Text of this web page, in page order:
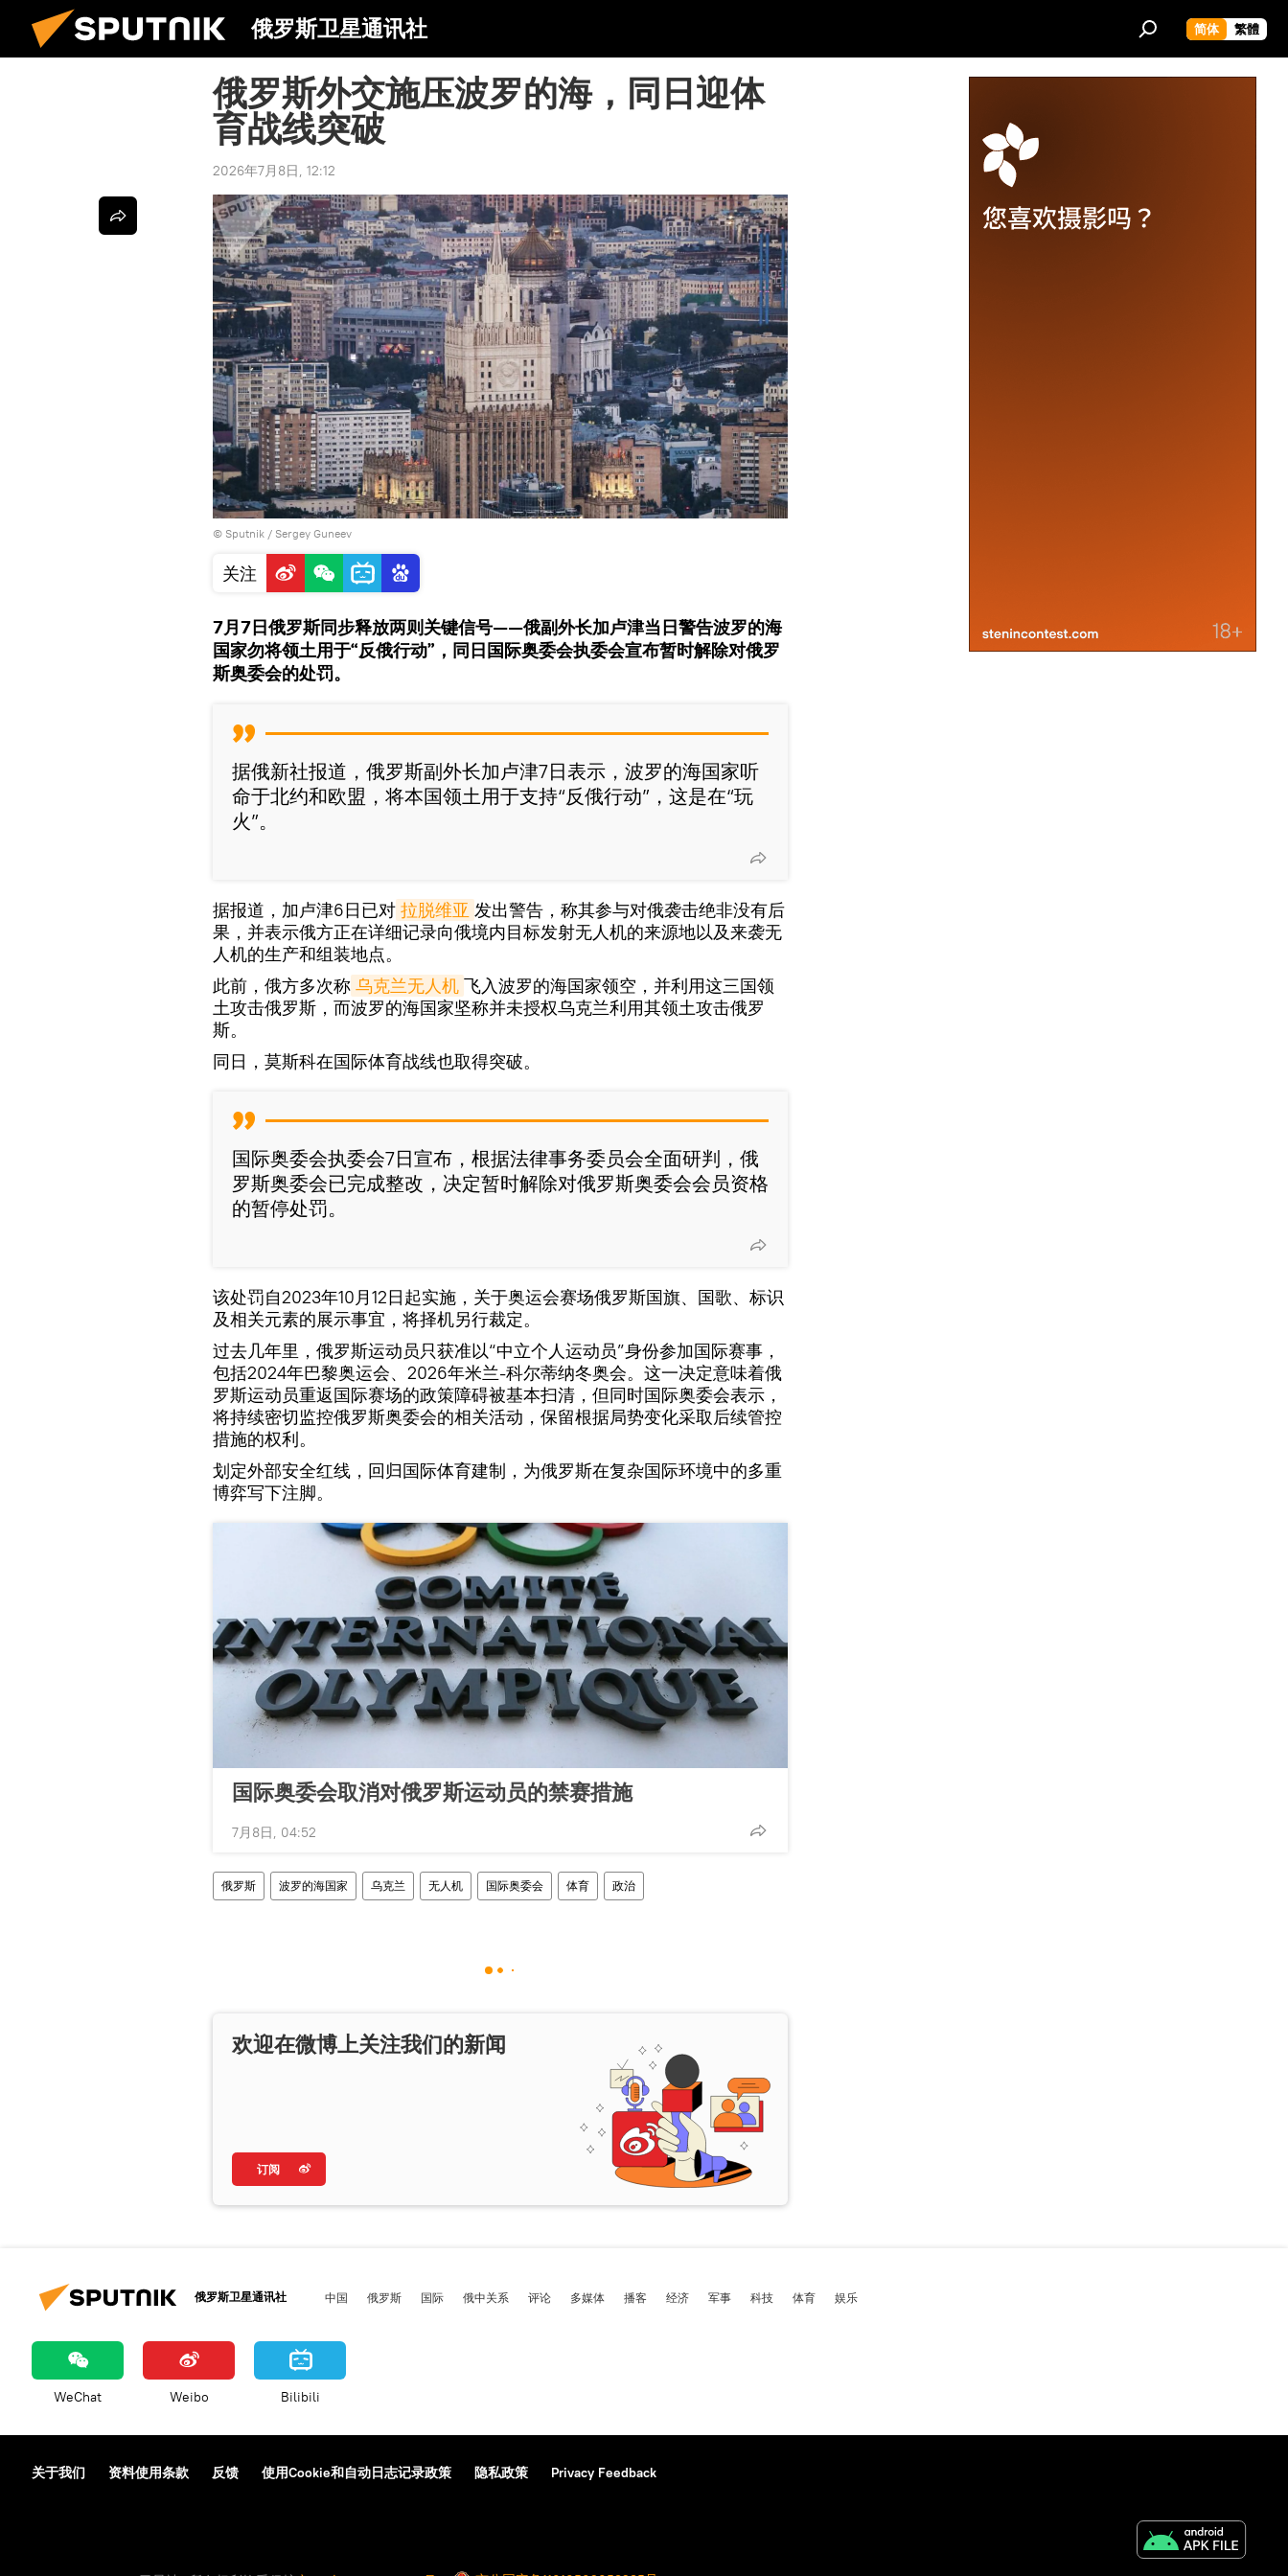
俄罗斯卫星通讯社 简体 繁體
俄罗斯外交施压波罗的海，同日迎体
育战线突破
2026年7月8日, 12:12
© Sputnik / Sergey Guneev
关注
7月7日俄罗斯同步释放两则关键信号——俄副外长加卢津当日警告波罗的海
国家勿将领土用于“反俄行动”，同日国际奥委会执委会宣布暂时解除对俄罗
斯奥委会的处罚。
据俄新社报道，俄罗斯副外长加卢津7日表示，波罗的海国家听
命于北约和欧盟，将本国领土用于支持“反俄行动”，这是在“玩
火”。
据报道，加卢津6日已对 拉脱维亚 发出警告，称其参与对俄袭击绝非没有后
果，并表示俄方正在详细记录向俄境内目标发射无人机的来源地以及来袭无
人机的生产和组装地点。
此前，俄方多次称 乌克兰无人机 飞入波罗的海国家领空，并利用这三国领
土攻击俄罗斯，而波罗的海国家坚称并未授权乌克兰利用其领土攻击俄罗
斯。
同日，莫斯科在国际体育战线也取得突破。
国际奥委会执委会7日宣布，根据法律事务委员会全面研判，俄
罗斯奥委会已完成整改，决定暂时解除对俄罗斯奥委会会员资格
的暂停处罚。
该处罚自2023年10月12日起实施，关于奥运会赛场俄罗斯国旗、国歌、标识
及相关元素的展示事宜，将择机另行裁定。
过去几年里，俄罗斯运动员只获准以“中立个人运动员”身份参加国际赛事，
包括2024年巴黎奥运会、2026年米兰-科尔蒂纳冬奥会。这一决定意味着俄
罗斯运动员重返国际赛场的政策障碍被基本扫清，但同时国际奥委会表示，
将持续密切监控俄罗斯奥委会的相关活动，保留根据局势变化采取后续管控
措施的权利。
划定外部安全红线，回归国际体育建制，为俄罗斯在复杂国际环境中的多重
博弈写下注脚。
国际奥委会取消对俄罗斯运动员的禁赛措施
7月8日, 04:52
俄罗斯 波罗的海国家 乌克兰 无人机 国际奥委会 体育 政治
欢迎在微博上关注我们的新闻
订阅
俄罗斯卫星通讯社 中国 俄罗斯 国际 俄中关系 评论 多媒体 播客 经济 军事 科技 体育 娱乐
WeChat Weibo Bilibili
关于我们 资料使用条款 反馈 使用Cookie和自动日志记录政策 隐私政策 Privacy Feedback